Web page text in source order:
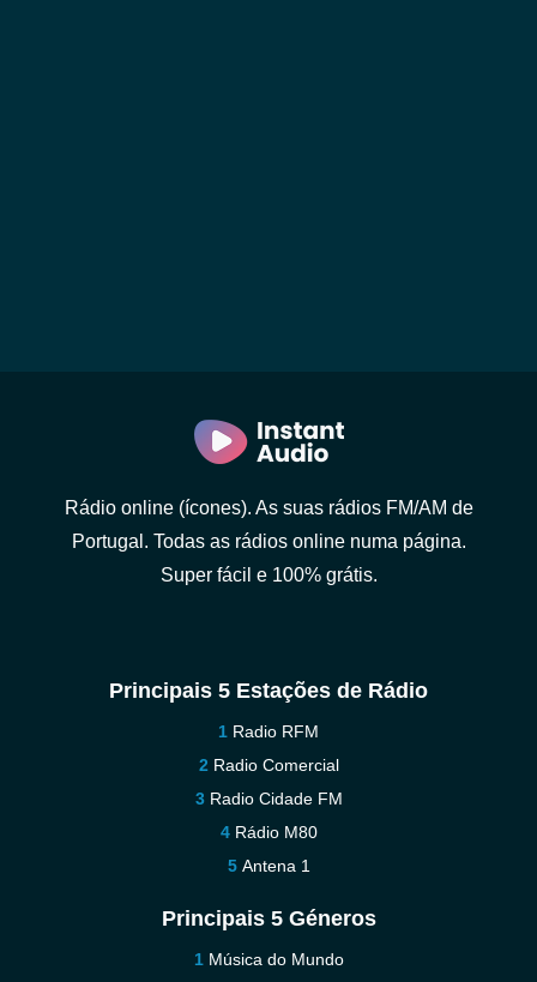
Rádio online (ícones). As suas rádios FM/AM de
Portugal. Todas as rádios online numa página.
Super fácil e 100% grátis.
Principais 5 Estações de Rádio
Radio RFM
Radio Comercial
Radio Cidade FM
Rádio M80
Antena 1
Principais 5 Géneros
Música do Mundo